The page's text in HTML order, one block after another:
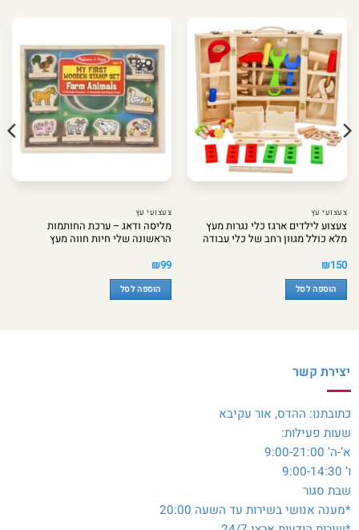
צעצועי עץ
צעצוע לילדים ארגז כלי נגרות מעץ
מלא כולל מגוון רחב של כלי עבודה
₪150
הוספה לסל
צעצועי עץ
מליסה ודאג – ערכת החותמות
הראשונה שלי חיות חווה מעץ
₪99
הוספה לסל
יצירת קשר
כתובתנו: ההדס, אור עקיבא
שעות פעילות:
א’-ה’ 9:00-21:00
ו’ 9:00-14:30
שבת סגור
*מענה אנושי בשירות עד השעה 20:00